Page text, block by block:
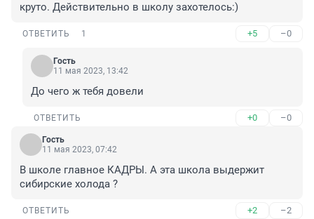
круто. Действительно в школу захотелось:)
ОТВЕТИТЬ 1 +5 –0
Гость
11 мая 2023, 13:42
До чего ж тебя довели
ОТВЕТИТЬ +0 –0
Гость
11 мая 2023, 07:42
В школе главное КАДРЫ. А эта школа выдержит
сибирские холода ?
ОТВЕТИТЬ +2 –2